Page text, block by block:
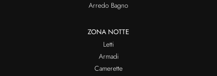
Arredo Bagno
ZONA NOTTE
Letti
Armadi
Camerette